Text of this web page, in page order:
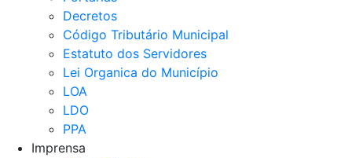
Decretos
Código Tributário Municipal
Estatuto dos Servidores
Lei Organica do Município
LOA
LDO
PPA
Imprensa